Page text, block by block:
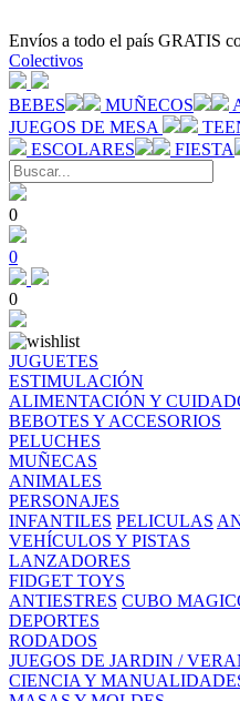
Envíos a todo el país GRATIS
Colectivos
BEBES MUÑECOS
JUEGOS DE MESA
ESCOLARES
FIESTA
0
0
0
JUGUETES
ESTIMULACIÓN
ALIMENTACIÓN Y
BEBOTES Y ACCESORIOS
PELUCHES
MUÑECAS
ANIMALES
PERSONAJES
INFANTILES PELICULAS
VEHÍCULOS Y PISTAS
LANZADORES
FIDGET TOYS
ANTIESTRES CUBO
DEPORTES
RODADOS
JUEGOS DE JARDIN /
CIENCIA Y